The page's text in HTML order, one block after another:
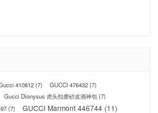
410812(7) GUCCI 476432(7)
Gucci Dionysus 虎头扣磨砂皮酒神包(7)
(7) GUCCI Marmont 446744 (11)